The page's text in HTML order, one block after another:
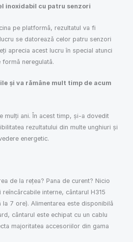
inoxidabil cu patru senzori
pe platformă, rezultatul va fi
se datorează celor patru senzori
aprecia acest lucru în special atunci
neregulată.
și va rămâne mult timp de acum
mulți ani. În acest timp, și-a dovedit
rezultatului din multe unghiuri și
energetic.
de la rețea? Pana de curent? Nicio
interne, cântarul H315
7 ore). Alimentarea este disponibilă
cântarul este echipat cu un cablu
majoritatea accesoriilor din gama